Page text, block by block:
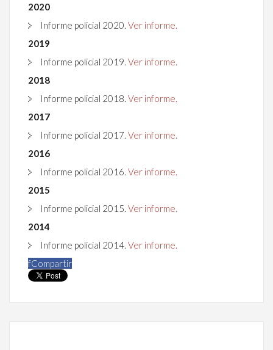
2020
Informe policial 2020. Ver informe.
2019
Informe policial 2019. Ver informe.
2018
Informe policial 2018. Ver informe.
2017
Informe policial 2017. Ver informe.
2016
Informe policial 2016. Ver informe.
2015
Informe policial 2015. Ver informe.
2014
Informe policial 2014. Ver informe.
fCompartir